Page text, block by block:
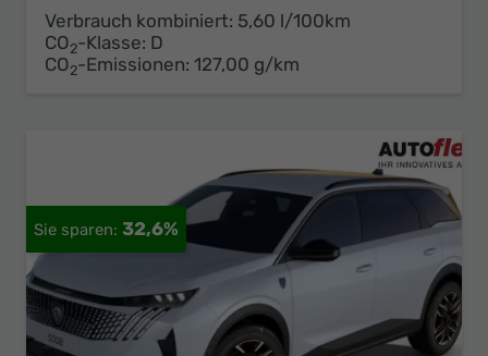
Verbrauch kombiniert: 5,60 l/100km
CO2-Klasse: D
CO2-Emissionen: 127,00 g/km
32,6%